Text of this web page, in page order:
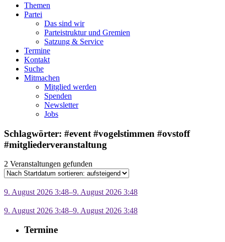
Themen
Partei
Das sind wir
Parteistruktur und Gremien
Satzung & Service
Termine
Kontakt
Suche
Mitmachen
Mitglied werden
Spenden
Newsletter
Jobs
Schlagwörter: #event #vogelstimmen #ovstoff
#mitgliederveranstaltung
2 Veranstaltungen gefunden
9. August 2026 3:48–9. August 2026 3:48
9. August 2026 3:48–9. August 2026 3:48
Termine